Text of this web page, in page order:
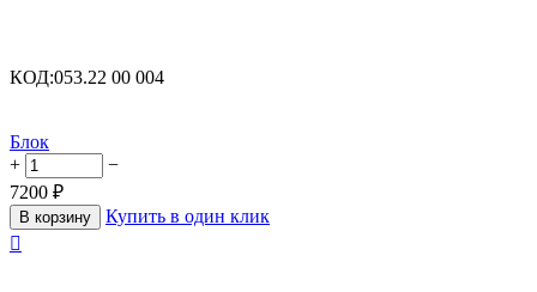
КОД:053.22 00 004
Блок
+
−
7200 ₽
В корзину
Купить в один клик
